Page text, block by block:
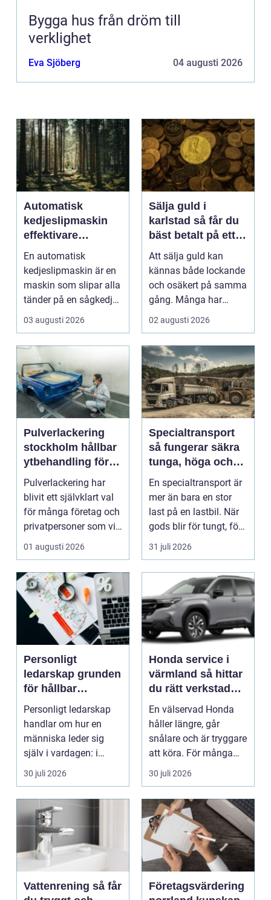
Bygga hus från dröm till
verklighet
Eva Sjöberg 04 augusti 2026
Automatisk
kedjeslipmaskin
effektivare
skogsarbete med
jämnare resultat
En automatisk
kedjeslipmaskin är en
maskin som slipar alla
tänder på en sågkedja
utan att användaren...
03 augusti 2026
Sälja guld i
karlstad så får du
bäst betalt på ett
tryggt sätt
Att sälja guld kan
kännas både lockande
och osäkert på samma
gång. Många har
gamla smycken,
arvegods...
02 augusti 2026
Pulverlackering
stockholm hållbar
ytbehandling för
industri och
privatpersoner
Pulverlackering har
blivit ett självklart val
för många företag och
privatpersoner som vill
kombiner...
01 augusti 2026
Specialtransport
så fungerar säkra
tunga, höga och
breda transporter
En specialtransport är
mer än bara en stor
last på en lastbil. När
gods blir för tungt, för
högt ell...
31 juli 2026
Personligt
ledarskap grunden
för hållbar
utveckling och
verklig förändring
Personligt ledarskap
handlar om hur en
människa leder sig
själv i vardagen: i
beslut, relationer, ko...
30 juli 2026
Honda service i
värmland så hittar
du rätt verkstad
för din bil
En välservad Honda
håller längre, går
snålare och är tryggare
att köra. För många
bilägare i Värmlan...
30 juli 2026
Vattenrening så får
Företagsvärdering